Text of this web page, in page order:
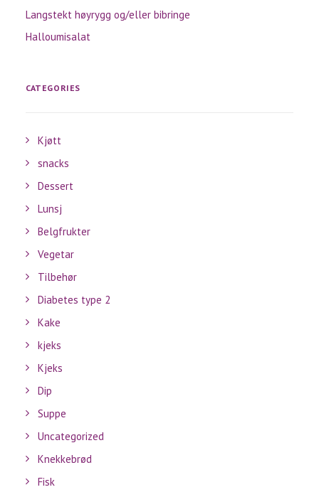
Langstekt høyrygg og/eller bibringe
Halloumisalat
CATEGORIES
Kjøtt
snacks
Dessert
Lunsj
Belgfrukter
Vegetar
Tilbehør
Diabetes type 2
Kake
kjeks
Kjeks
Dip
Suppe
Uncategorized
Knekkebrød
Fisk